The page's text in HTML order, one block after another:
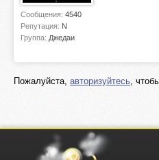
Сообщения: 4540
Репутация: N
Группа: Джедаи
Пожалуйста, авторизуйтесь,